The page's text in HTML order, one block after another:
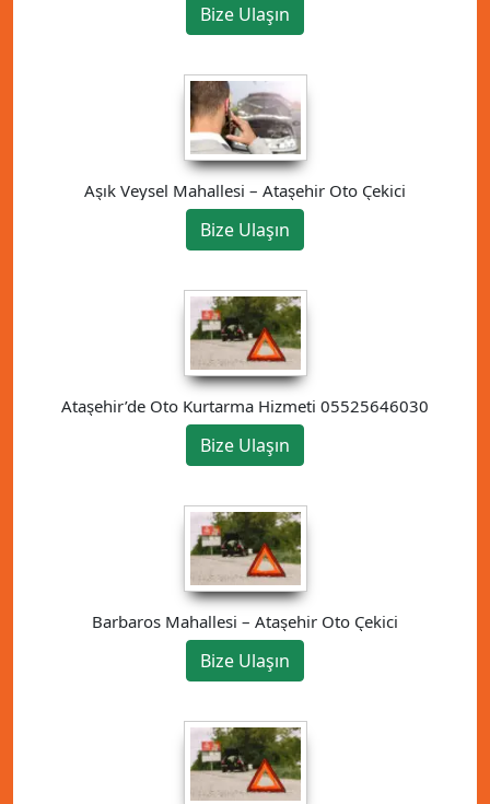
Bize Ulaşın
Aşık Veysel Mahallesi – Ataşehir Oto Çekici
Bize Ulaşın
Ataşehir’de Oto Kurtarma Hizmeti 05525646030
Bize Ulaşın
Barbaros Mahallesi – Ataşehir Oto Çekici
Bize Ulaşın